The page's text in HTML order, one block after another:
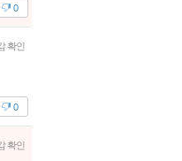
0
확인
0
확인